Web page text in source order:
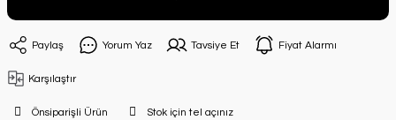
Paylaş Yorum Yaz Tavsiye Et Fiyat Alarmı
Karşılaştır
Önsiparişli Ürün Stok için tel açınız